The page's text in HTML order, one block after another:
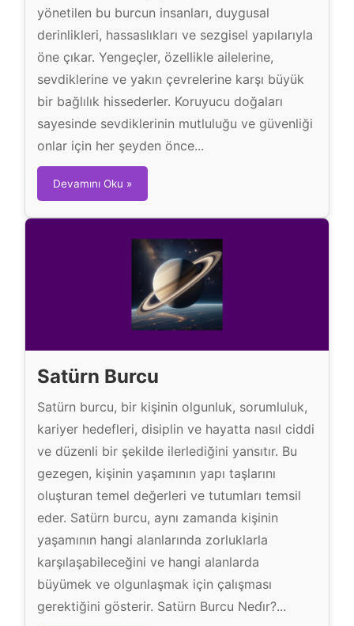
yönetilen bu burcun insanları, duygusal
derinlikleri, hassaslıkları ve sezgisel yapılarıyla
öne çıkar. Yengeçler, özellikle ailelerine,
sevdiklerine ve yakın çevrelerine karşı büyük
bir bağlılık hissederler. Koruyucu doğaları
sayesinde sevdiklerinin mutluluğu ve güvenliği
onlar için her şeyden önce...
Devamını Oku »Y
e
n
g
u
r
c
u
Satürn Burcu
Satürn burcu, bir kişinin olgunluk, sorumluluk,
kariyer hedefleri, disiplin ve hayatta nasıl ciddi
ve düzenli bir şekilde ilerlediğini yansıtır. Bu
gezegen, kişinin yaşamının yapı taşlarını
oluşturan temel değerleri ve tutumları temsil
eder. Satürn burcu, aynı zamanda kişinin
yaşamının hangi alanlarında zorluklarla
karşılaşabileceğini ve hangi alanlarda
büyümek ve olgunlaşmak için çalışması
gerektiğini gösterir. Satürn Burcu Nedi̇r?...